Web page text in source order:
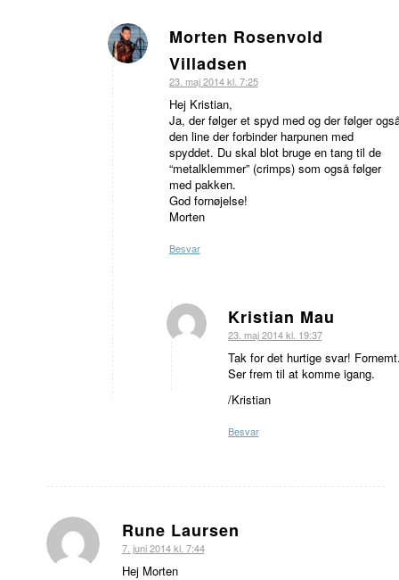
Morten Rosenvold
Villadsen
siger:
23. maj 2014 kl. 7:25
Hej Kristian,
Ja, der følger et spyd med og der følger
den line der forbinder harpunen med
spyddet. Du skal blot bruge en tang til de
“metalklemmer” (crimps) som også følger
med pakken.
God fornøjelse!
Morten
Besvar
Kristian Mau
siger:
23. maj 2014 kl. 19:37
Tak for det hurtige svar!
Ser frem til at komme igang.
/Kristian
Besvar
Rune Laursen
siger:
7. juni 2014 kl. 7:44
Hej Morten